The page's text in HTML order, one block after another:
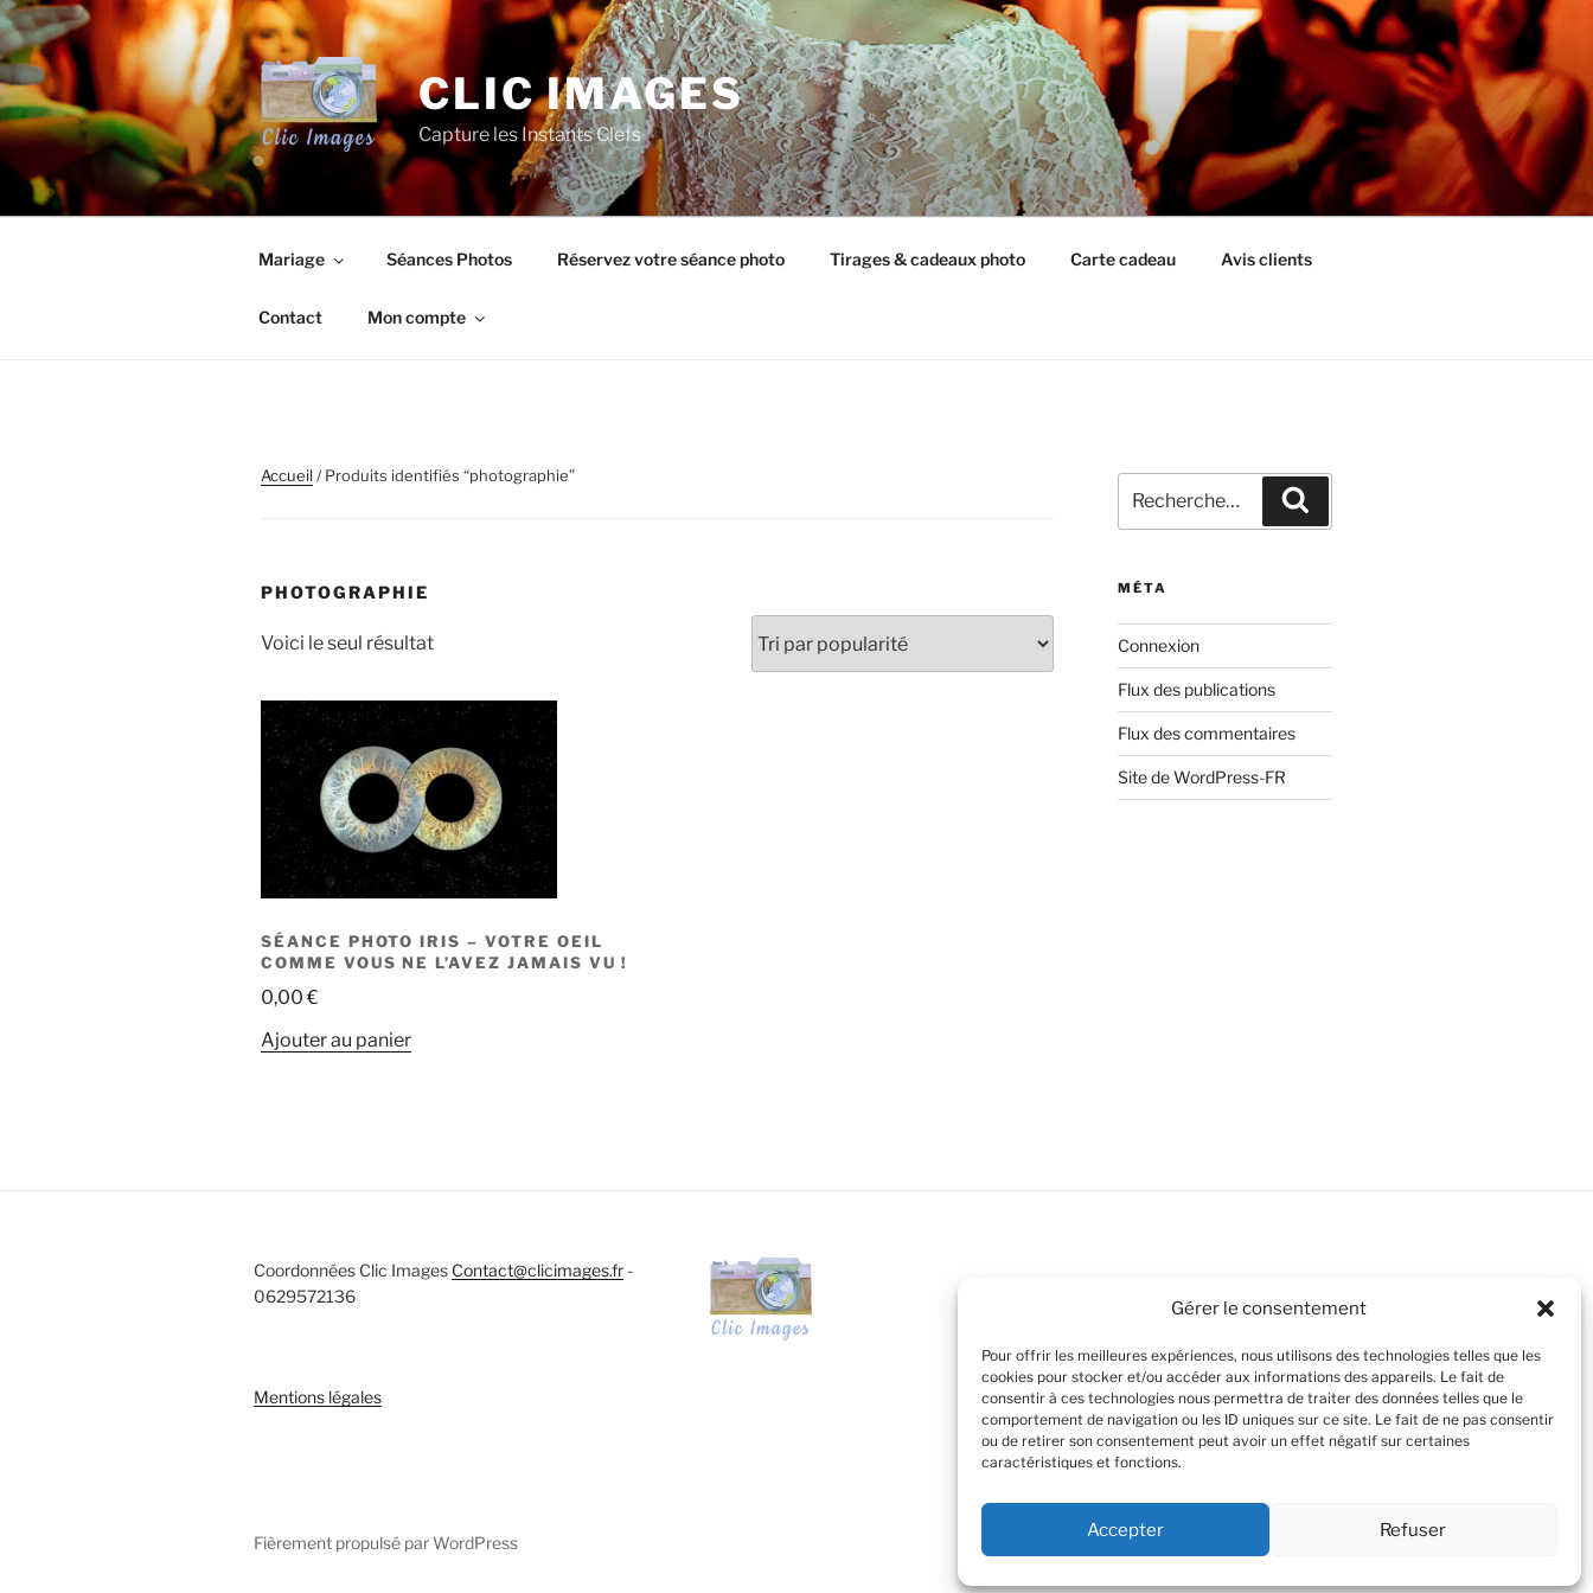
Gérer le consentement
Pour offrir les meilleures expériences, nous utilisons des technologies telles que les
cookies pour stocker et/ou accéder aux informations des appareils. Le fait de
consentir à ces technologies nous permettra de traiter des données telles que le
comportement de navigation ou les ID uniques sur ce site. Le fait de ne pas consentir
ou de retirer son consentement peut avoir un effet négatif sur certaines
caractéristiques et fonctions.
Accepter Refuser
Aller
au
contenu
principal
CLIC IMAGES
Capture les Instants Clefs
Mariage Séances Photos Réservez votre séance photo Tirages & cadeaux photo Carte cadeau Avis clients
Contact Mon compte
Accueil/ Produits identifiés “photographie”
PHOTOGRAPHIE
Voici le seul résultat
SÉANCE PHOTO IRIS – VOTRE OEIL
COMME VOUS NE L’AVEZ JAMAIS VU !
0,00€
Ajouter au panier
pour
:
MÉTA
Connexion
Flux des publications
Flux des commentaires
Site de WordPress-FR
Coordonnées Clic Images Contact@clicimages.fr -
0629572136
Mentions légales
Fièrement propulsé par WordPress